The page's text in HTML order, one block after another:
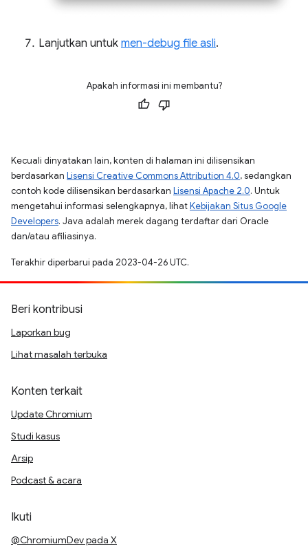
Lanjutkan untuk men-debug file asli.
Apakah informasi ini membantu?
Kecuali dinyatakan lain, konten di halaman ini dilisensikan
berdasarkan Lisensi Creative Commons Attribution 4.0, sedangkan
contoh kode dilisensikan berdasarkan Lisensi Apache 2.0. Untuk
mengetahui informasi selengkapnya, lihatKebijakan Situs Google
Developers. Java adalah merek dagang terdaftar dari Oracle
dan/atau afiliasinya.
Terakhir diperbarui pada 2023-04-26 UTC.
Beri kontribusi
Laporkan bug
Lihat masalah terbuka
Konten terkait
Update Chromium
Studi kasus
Arsip
Podcast & acara
Ikuti
@ChromiumDev pada X